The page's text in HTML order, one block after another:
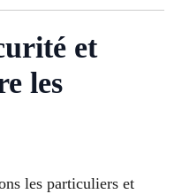
et
les
les particuliers et